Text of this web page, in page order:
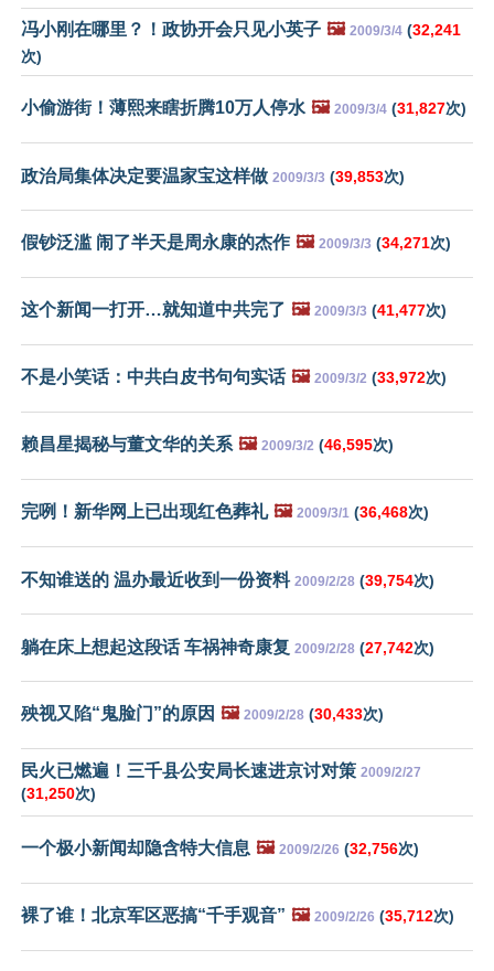
冯小刚在哪里？！政协开会只见小英子 🖼️ 2009/3/4 (32,241
次)
小偷游街！薄熙来瞎折腾10万人停水 🖼️ 2009/3/4 (31,827次)
政治局集体决定要温家宝这样做 2009/3/3 (39,853次)
假钞泛滥 闹了半天是周永康的杰作 🖼️ 2009/3/3 (34,271次)
这个新闻一打开…就知道中共完了 🖼️ 2009/3/3 (41,477次)
不是小笑话：中共白皮书句句实话 🖼️ 2009/3/2 (33,972次)
赖昌星揭秘与董文华的关系 🖼️ 2009/3/2 (46,595次)
完咧！新华网上已出现红色葬礼 🖼️ 2009/3/1 (36,468次)
不知谁送的 温办最近收到一份资料 2009/2/28 (39,754次)
躺在床上想起这段话 车祸神奇康复 2009/2/28 (27,742次)
殃视又陷“鬼脸门”的原因 🖼️ 2009/2/28 (30,433次)
民火已燃遍！三千县公安局长速进京讨对策 2009/2/27
(31,250次)
一个极小新闻却隐含特大信息 🖼️ 2009/2/26 (32,756次)
裸了谁！北京军区恶搞“千手观音” 🖼️ 2009/2/26 (35,712次)